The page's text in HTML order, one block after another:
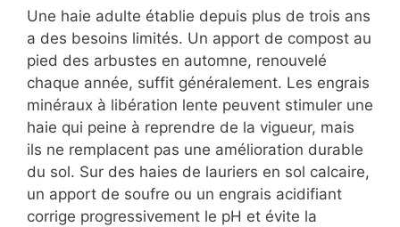
Une haie adulte établie depuis plus de trois ans
a des besoins limités. Un apport de compost au
pied des arbustes en automne, renouvelé
chaque année, suffit généralement. Les engrais
minéraux à libération lente peuvent stimuler une
haie qui peine à reprendre de la vigueur, mais
ils ne remplacent pas une amélioration durable
du sol. Sur des haies de lauriers en sol calcaire,
un apport de soufre ou un engrais acidifiant
corrige progressivement le pH et évite la